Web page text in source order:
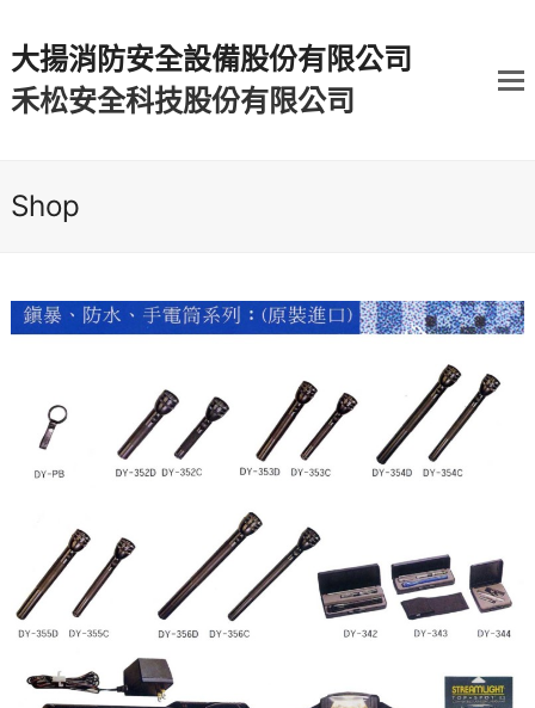
大揚消防安全設備股份有限公司
禾松安全科技股份有限公司
Shop